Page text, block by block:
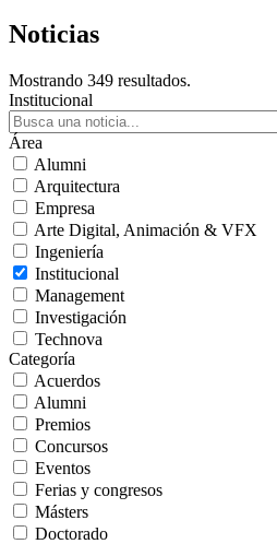
Noticias
Mostrando 349 resultados.
Institucional
Área
Alumni
Arquitectura
Empresa
Arte Digital, Animación & VFX
Ingeniería
Institucional
Management
Investigación
Technova
Categoría
Acuerdos
Alumni
Premios
Concursos
Eventos
Ferias y congresos
Másters
Doctorado